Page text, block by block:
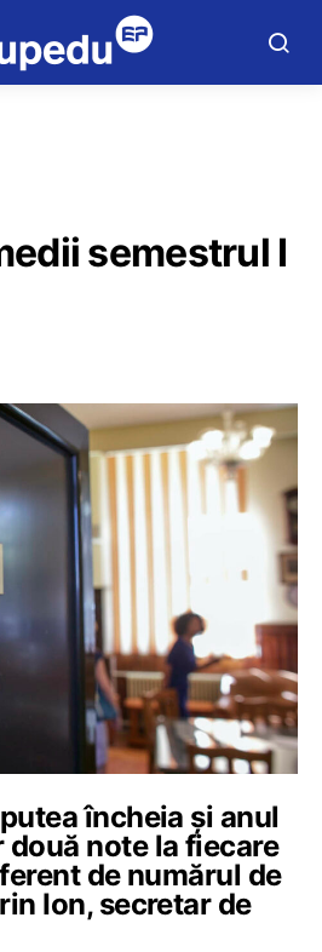
semestrul I
încheia și anul
două note la fiecare
de numărul de
Ion, secretar de